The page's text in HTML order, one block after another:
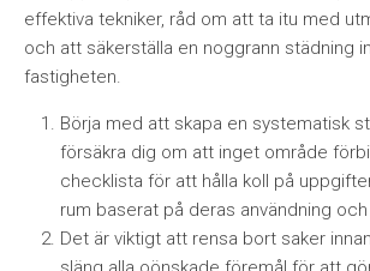
effektiva tekniker, råd om att ta itu med
och att säkerställa en noggrann städning
fastigheten.
Börja med att skapa en systematisk
försäkra dig om att inget område
checklista för att hålla koll på
rum baserat på deras användning
Det är viktigt att rensa bort saker